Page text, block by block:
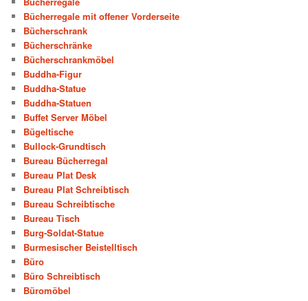
Bücherregale mit offener Vorderseite
Bücherschrank
Bücherschränke
Bücherschrankmöbel
Buddha-Figur
Buddha-Statue
Buddha-Statuen
Buffet Server Möbel
Bügeltische
Bullock-Grundtisch
Bureau Bücherregal
Bureau Plat Desk
Bureau Plat Schreibtisch
Bureau Schreibtische
Bureau Tisch
Burg-Soldat-Statue
Burmesischer Beistelltisch
Büro
Büro Schreibtisch
Büromöbel